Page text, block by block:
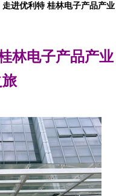
走进优利特 桂林电子产品产业
林电子产品产业